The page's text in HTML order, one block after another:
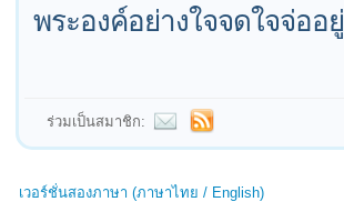
พระองค์อย่างใจจดใจจ่ออยู่
ร่วมเป็นสมาชิก:
เวอร์ชั่นสองภาษา (ภาษาไทย / English)